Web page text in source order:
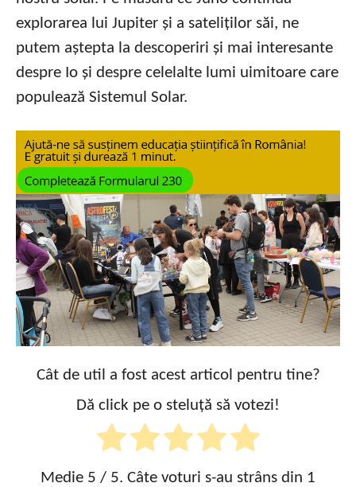
explorarea lui Jupiter și a sateliților săi, ne
putem aștepta la descoperiri și mai interesante
despre Io și despre celelalte lumi uimitoare care
populează Sistemul Solar.
Cât de util a fost acest articol pentru tine?
Dă click pe o steluță să votezi!
Medie 5 / 5. Câte voturi s-au strâns din 1